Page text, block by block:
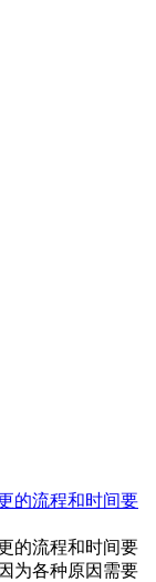
的流程和时间要
的流程和时间要
为各种原因需要